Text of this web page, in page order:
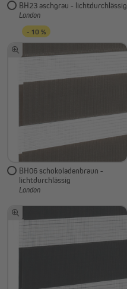
BH23 aschgrau - lichtdurchlässig
London
- 10 %
BH06 schokoladenbraun -
lichtdurchlässig
London